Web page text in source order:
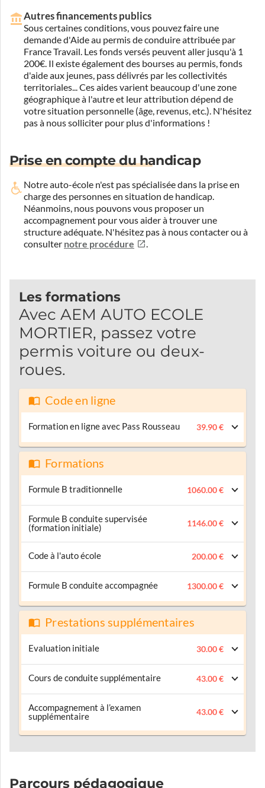
Autres financements publics
Sous certaines conditions, vous pouvez faire une
demande d'Aide au permis de conduire attribuée par
France Travail. Les fonds versés peuvent aller jusqu'à 1
200€. Il existe également des bourses au permis, fonds
d'aide aux jeunes, pass délivrés par les collectivités
territoriales... Ces aides varient beaucoup d'une zone
géographique à l'autre et leur attribution dépend de
votre situation personnelle (âge, revenus, etc.). N'hésitez
pas à nous solliciter pour plus d'informations !
Prise en compte du handicap
Notre auto-école n'est pas spécialisée dans la prise en
charge des personnes en situation de handicap.
Néanmoins, nous pouvons vous proposer un
accompagnement pour vous aider à trouver une
structure adéquate. N'hésitez pas à nous contacter ou à
consulter notre procédure .
Les formations
Avec AEM AUTO ECOLE
MORTIER, passez votre
permis voiture ou deux-
roues.
Code en ligne
Formation en ligne avec Pass Rousseau 39.90 €
Formations
Formule B traditionnelle 1060.00 €
Formule B conduite supervisée
(formation initiale)
1146.00 €
Code à l'auto école 200.00 €
Formule B conduite accompagnée 1300.00 €
Prestations supplémentaires
Evaluation initiale 30.00 €
Cours de conduite supplémentaire 43.00 €
Accompagnement à l’examen
supplémentaire
43.00 €
Parcours pédagogique